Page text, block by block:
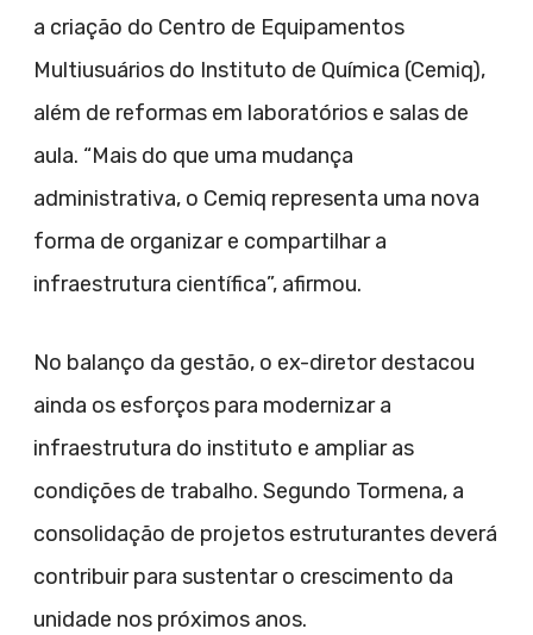
a criação do Centro de Equipamentos
Multiusuários do Instituto de Química (Cemiq),
além de reformas em laboratórios e salas de
aula. “Mais do que uma mudança
administrativa, o Cemiq representa uma nova
forma de organizar e compartilhar a
infraestrutura científica”, afirmou.
No balanço da gestão, o ex-diretor destacou
ainda os esforços para modernizar a
infraestrutura do instituto e ampliar as
condições de trabalho. Segundo Tormena, a
consolidação de projetos estruturantes deverá
contribuir para sustentar o crescimento da
unidade nos próximos anos.